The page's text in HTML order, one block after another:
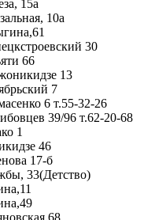
15а
10а
30
66
13
7
6 т.55-32-26
39/96 т.62-20-68
1
46
17-б
33(Детство)